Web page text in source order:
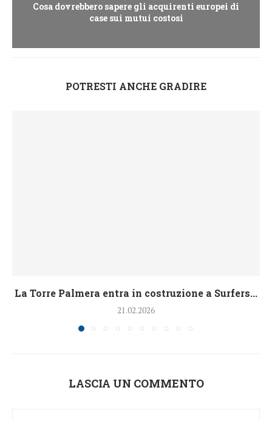
Cosa dovrebbero sapere gli acquirenti europei di
case sui mutui costosi
POTRESTI ANCHE GRADIRE
La Torre Palmera entra in costruzione a Surfers...
21.02.2026
LASCIA UN COMMENTO